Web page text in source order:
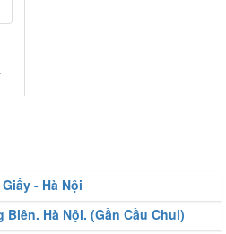
- Hà Nội
Hà Nội. (Gần Cầu Chui)